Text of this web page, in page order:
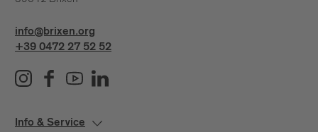
info@brixen.org
+39 0472 27 52 52
Info & Service